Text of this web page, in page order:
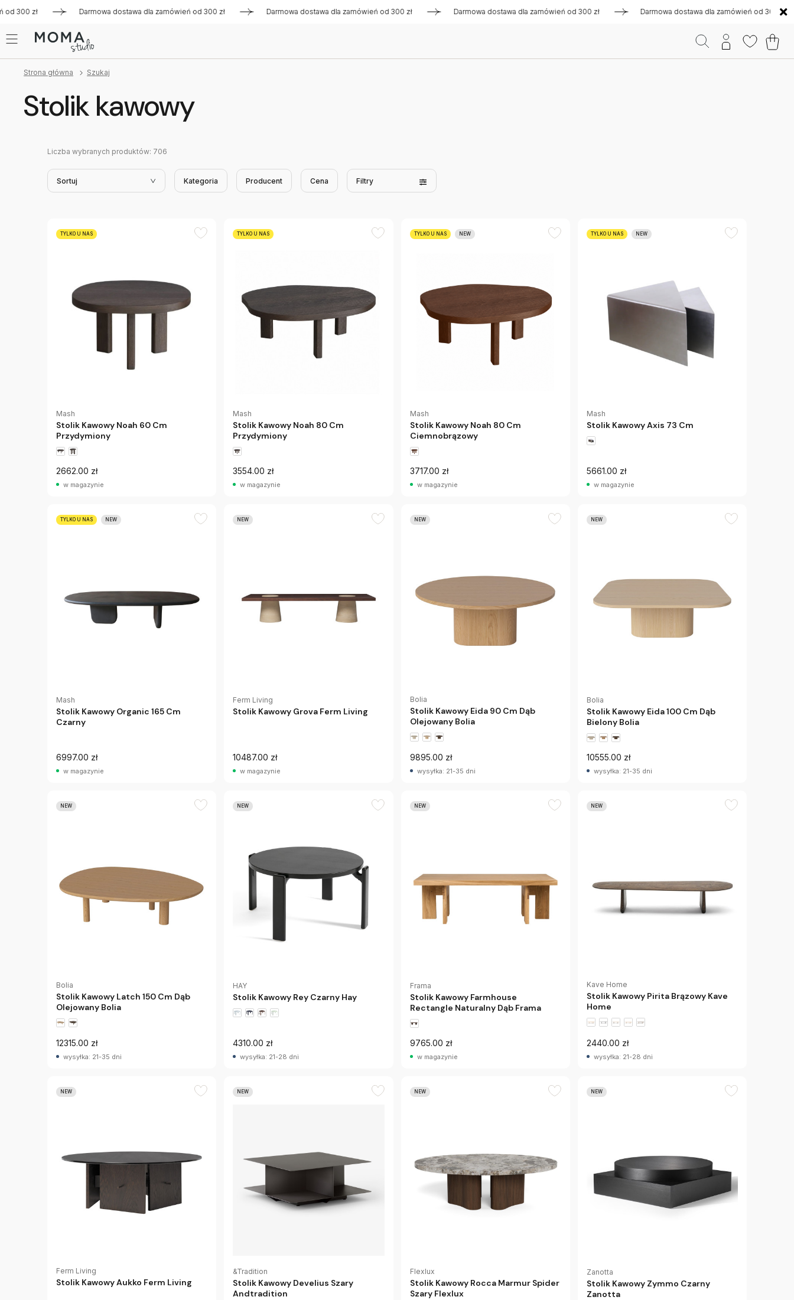
zł Darmowa dostawa dla zamówień od 300 zł Darmowa dostawa dla zamówień od 300 zł Darmowa dostawa dla zamówień od 300 zł Darmowa dostawa dla zamówień od 300 zł
Strona główna Szukaj
Stolik kawowy
Liczba wybranych produktów: 706
Sortuj Kategoria Producent Cena Filtry
TYLKO U NAS
Mash
Stolik Kawowy Noah 60 Cm
Przydymiony
2662.00 zł
w magazynie
TYLKO U NAS
Mash
Stolik Kawowy Noah 80 Cm
Przydymiony
3554.00 zł
w magazynie
TYLKO U NAS NEW
Mash
Stolik Kawowy Noah 80 Cm
Ciemnobrązowy
3717.00 zł
w magazynie
TYLKO U NAS NEW
Mash
Stolik Kawowy Axis 73 Cm
5661.00 zł
w magazynie
TYLKO U NAS NEW
Mash
Stolik Kawowy Organic 165 Cm
Czarny
6997.00 zł
w magazynie
NEW
Ferm Living
Stolik Kawowy Grova Ferm Living
10487.00 zł
w magazynie
NEW
Bolia
Stolik Kawowy Eida 90 Cm Dąb
Olejowany Bolia
9895.00 zł
wysyłka: 21-35 dni
NEW
Bolia
Stolik Kawowy Eida 100 Cm Dąb
Bielony Bolia
10555.00 zł
wysyłka: 21-35 dni
NEW
Bolia
Stolik Kawowy Latch 150 Cm Dąb
Olejowany Bolia
12315.00 zł
wysyłka: 21-35 dni
NEW
HAY
Stolik Kawowy Rey Czarny Hay
4310.00 zł
wysyłka: 21-28 dni
NEW
Frama
Stolik Kawowy Farmhouse
Rectangle Naturalny Dąb Frama
9765.00 zł
w magazynie
NEW
Kave Home
Stolik Kawowy Pirita Brązowy Kave
Home
2440.00 zł
wysyłka: 21-28 dni
NEW
Ferm Living
Stolik Kawowy Aukko Ferm Living
NEW
&Tradition
Stolik Kawowy Develius Szary
Andtradition
NEW
Flexlux
Stolik Kawowy Rocca Marmur Spider
Szary Flexlux
NEW
Zanotta
Stolik Kawowy Zymmo Czarny
Zanotta